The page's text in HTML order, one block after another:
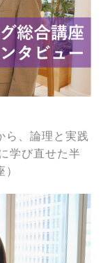
ら、論理と実践
学び直せた半